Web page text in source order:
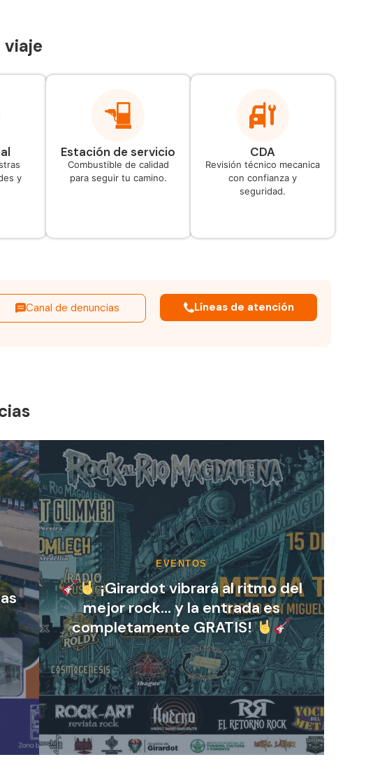
viaje
y
Estación de servicio
Combustible de calidad
para seguir tu camino.
CDA
Revisión técnico mecanica
con confianza y
seguridad.
Canal de denuncias Líneas de atención
INFORMATIVO
Cuidar el medio ambiente
también comienza con el
mantenimiento de tu vehículo.